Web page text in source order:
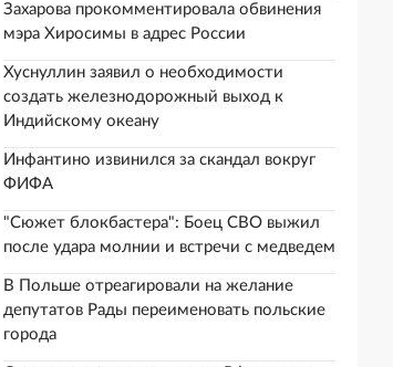
Захарова прокомментировала обвинения
мэра Хиросимы в адрес России
Хуснуллин заявил о необходимости
создать железнодорожный выход к
Индийскому океану
Инфантино извинился за скандал вокруг
ФИФА
"Сюжет блокбастера": Боец СВО выжил
после удара молнии и встречи с медведем
В Польше отреагировали на желание
депутатов Рады переименовать польские
города